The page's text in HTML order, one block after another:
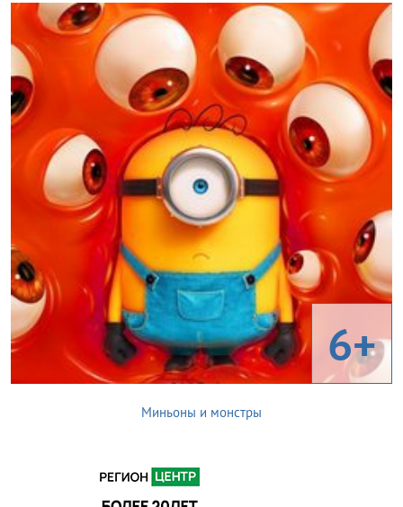
6+
Миньоны и монстры